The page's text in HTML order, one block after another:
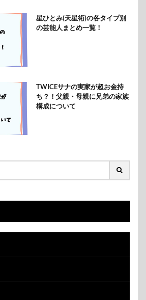
星ひとみ(天星術)の各タイプ別
の芸能人まとめ一覧！
TWICEサナの実家が超お金持
ち？！父親・母親に兄弟の家族
構成について